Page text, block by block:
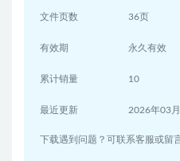
文件页数 36页
有效期 永久有效
累计销量 10
最近更新 2026年03
下载遇到问题？可联系客服或留